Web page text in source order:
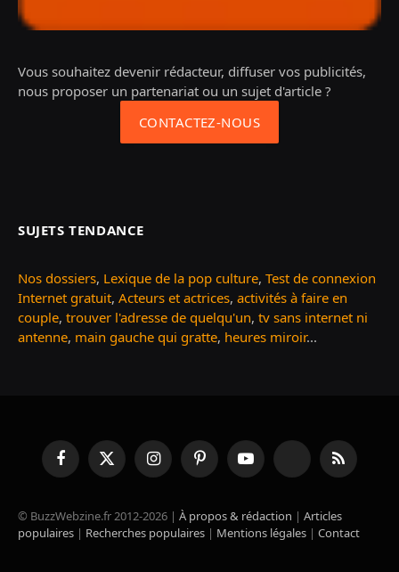
Vous souhaitez devenir rédacteur, diffuser vos publicités,
nous proposer un partenariat ou un sujet d'article ?
CONTACTEZ-NOUS
SUJETS TENDANCE
Nos dossiers, Lexique de la pop culture, Test de connexion
Internet gratuit, Acteurs et actrices, activités à faire en
couple, trouver l'adresse de quelqu'un, tv sans internet ni
antenne, main gauche qui gratte, heures miroir...
FacebookX
(Twitter)
InstagramPinterestYouTube TikTok RSS
© BuzzWebzine.fr 2012-2026 | À propos & rédaction | Articles
populaires | Recherches populaires | Mentions légales | Contact